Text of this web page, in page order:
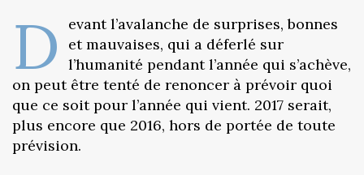
D
evant l’avalanche de surprises, bonnes
et mauvaises, qui a déferlé sur
l’humanité pendant l’année qui s’achève,
on peut être tenté de renoncer à prévoir quoi
que ce soit pour l’année qui vient. 2017 serait,
plus encore que 2016, hors de portée de toute
prévision.